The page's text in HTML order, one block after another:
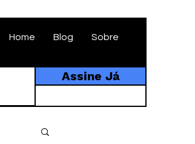
Home Blog Sobre
Assine Já